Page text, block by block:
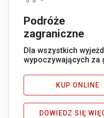
Podróże
zagraniczne
Dla wszystkich
wypoczywających za
KUP ONLINE
DOWIEDZ SIĘ